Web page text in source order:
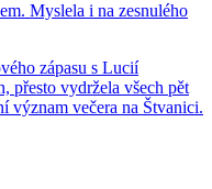
Myslela i na zesnulého
zápasu s Lucií
přesto vydržela všech pět
význam večera na Štvanici.